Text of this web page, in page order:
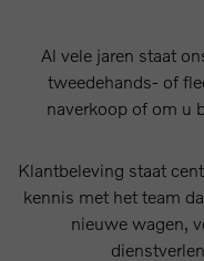
Al vele jaren staat
tweedehands- of
naverkoop of om u
Klantbeleving staat
kennis met het team
nieuwe wagen,